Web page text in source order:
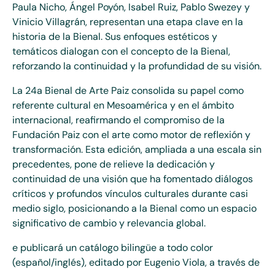
Paula Nicho, Ángel Poyón, Isabel Ruiz, Pablo Swezey y
Vinicio Villagrán, representan una etapa clave en la
historia de la Bienal. Sus enfoques estéticos y
temáticos dialogan con el concepto de la Bienal,
reforzando la continuidad y la profundidad de su visión.
La 24a Bienal de Arte Paiz consolida su papel como
referente cultural en Mesoamérica y en el ámbito
internacional, reafirmando el compromiso de la
Fundación Paiz con el arte como motor de reflexión y
transformación. Esta edición, ampliada a una escala sin
precedentes, pone de relieve la dedicación y
continuidad de una visión que ha fomentado diálogos
críticos y profundos vínculos culturales durante casi
medio siglo, posicionando a la Bienal como un espacio
significativo de cambio y relevancia global.
e publicará un catálogo bilingüe a todo color
(español/inglés), editado por Eugenio Viola, a través de